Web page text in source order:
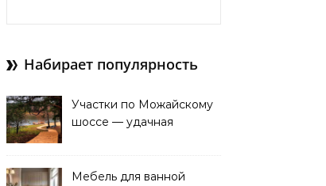
Набирает популярность
Участки по Можайскому
шоссе — удачная
Мебель для ванной